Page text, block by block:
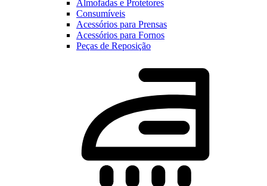
Almofadas e Protetores
Consumíveis
Acessórios para Prensas
Acessórios para Fornos
Peças de Reposição